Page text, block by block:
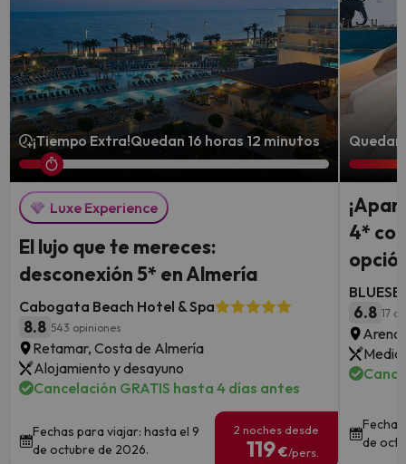
¡Tiempo Extra!Quedan 16 horas 12 minutos
Luxe Experience
El lujo que te mereces:
desconexión 5* en Almería
Cabogata Beach Hotel & Spa
8.8 543 opiniones
Retamar, Costa de Almería
Alojamiento y desayuno
Cancelación GRATIS hasta 4 días antes
Fechas para viajar: hasta el 9
de octubre de 2026.
2 noches desde
119€/pers.
4*
6.8 17
Media
de